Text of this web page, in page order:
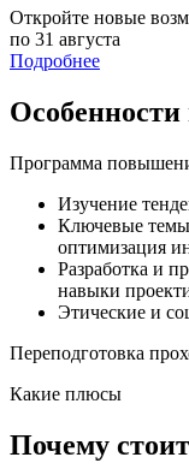
Откройте новые
по 31 августа
Подробнее
Программа
Изучение
Ключевые темы
оптимизация
Разработка и
навыки
Этические и
Переподготовка
Какие плюсы
Почему